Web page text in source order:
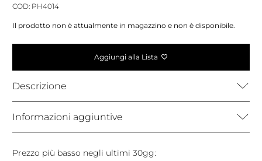
COD: PH4014
Il prodotto non è attualmente in magazzino e non è disponibile.
Aggiungi alla Lista
Descrizione
Informazioni aggiuntive
Prezzo più basso negli ultimi 30gg: